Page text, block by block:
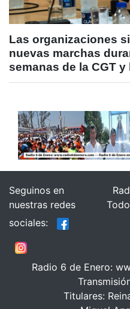
Las organizaciones
nuevas marchas
semanas de la CGT y
Seguinos en
nuestras redes
sociales:
Radio 6 de Enero:
Titulares: